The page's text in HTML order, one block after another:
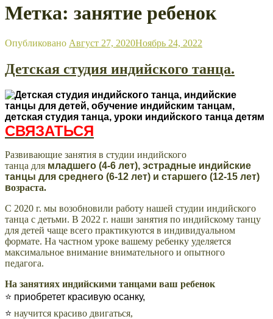
Метка: занятие ребенок
Опубликовано Август 27, 2020Ноябрь 24, 2022
Детская студия индийского танца.
СВЯЗАТЬСЯ
Развивающие занятия в студии индийского
танца для младшего (4-6 лет), эстрадные индийские
танцы для среднего (6-12 лет) и старшего (12-15 лет)
возраста.
С 2020 г. мы возобновили работу нашей студии индийского
танца с детьми. В 2022 г. наши занятия по индийскому танцу
для детей чаще всего практикуются в индивидуальном
формате. На частном уроке вашему ребенку уделяется
максимальное внимание внимательного и опытного
педагога.
На занятиях индийскими танцами ваш ребенок
⭐ приобретет красивую осанку,
⭐ научится красиво двигаться,